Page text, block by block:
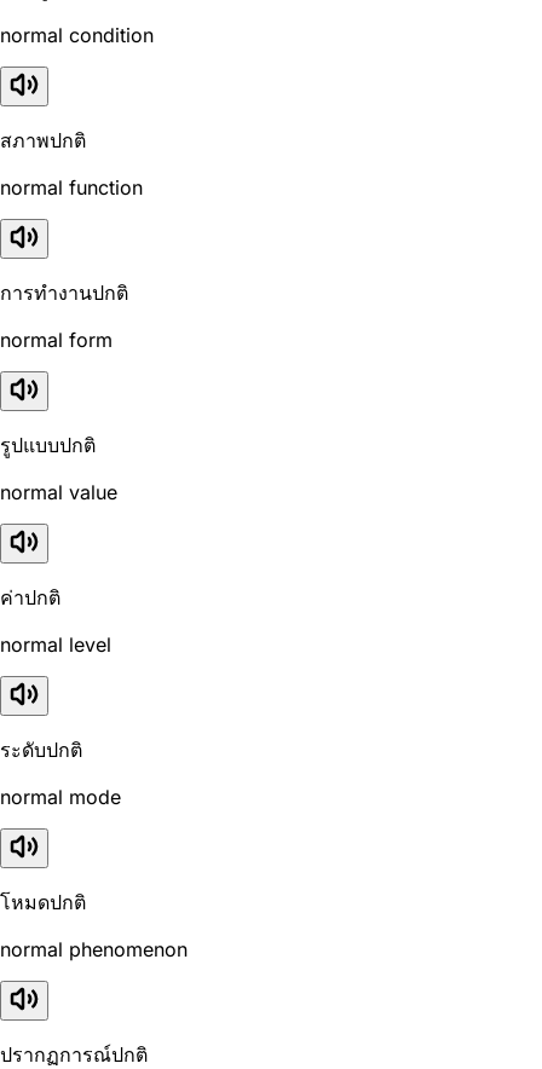
normal condition
สภาพปกติ
normal function
การทำงานปกติ
normal form
รูปแบบปกติ
normal value
ค่าปกติ
normal level
ระดับปกติ
normal mode
โหมดปกติ
normal phenomenon
ปรากฏการณ์ปกติ